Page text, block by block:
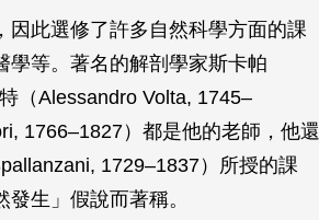
因此選修了許多自然科學方面的課
學等。著名的解剖學家斯卡帕
（Alessandro Volta, 1745–
1766–1827）都是他的老師，他還
1729–1837）所授的課
生」假說而著稱。